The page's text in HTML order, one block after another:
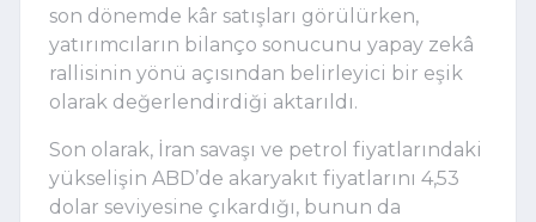
son dönemde kâr satışları görülürken,
yatırımcıların bilanço sonucunu yapay zekâ
rallisinin yönü açısından belirleyici bir eşik
olarak değerlendirdiği aktarıldı.
Son olarak, İran savaşı ve petrol fiyatlarındaki
yükselişin ABD’de akaryakıt fiyatlarını 4,53
dolar seviyesine çıkardığı, bunun da